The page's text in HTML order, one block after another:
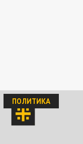
ПОЛИТИКА